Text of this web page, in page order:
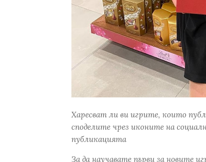
Харесват ли ви игрите, които
споделите чрез иконите на
публикацията
За да научавате първи за новите